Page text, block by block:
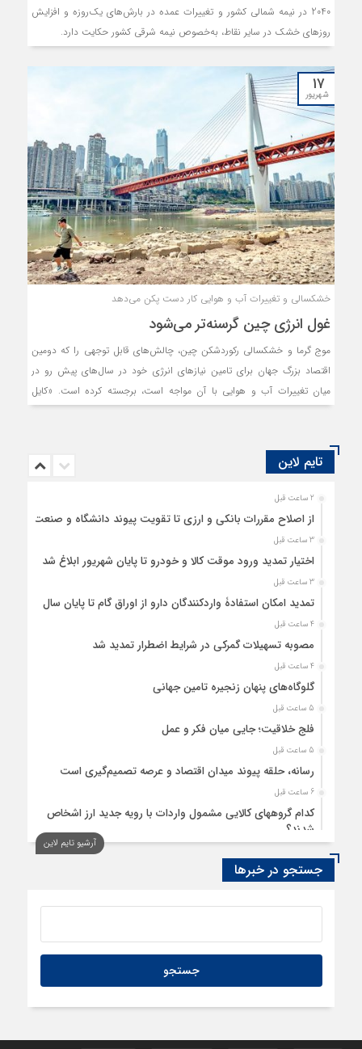
2040 در نیمه شمالی کشور و تغییرات عمده در بارش‌های یک‌روزه و افزایش
روزهای خشک در سایر نقاط، به‌خصوص نیمه شرقی کشور حکایت دارد.
۱۷
شهریور
خشکسالی و تغییرات آب و هوایی کار دست پکن می‌دهد
غول انرژی چین گرسنه‌تر می‌شود
موج گرما و خشکسالی رکوردشکن چین، چالش‌های قابل توجهی را که دومین
اقتصاد بزرگ جهان برای تامین نیازهای انرژی خود در سال‌های پیش رو در
میان تغییرات آب و هوایی با آن مواجه است، برجسته کرده است. «کایل
معناست که سیاستگذاران نه تنها نیاز به مدیریت ماهرانه گذار از سوخت‌‌های
فسیلی به سمت انرژی سبز دارند، بلکه باید با کمبودهای شبکه انرژی‌‌های
تجدیدپذیر مانند آبی و بادی مقابله کنند. محدودیت‌‌های شبکه انرژی‌‌های
تجدیدپذیر موجود در چین ماه گذشته زمانی آشکار شد که خشکسالی
شهروند و کسب‌‌وکار را در جنوب غربی این کشور بدون برق گذاشت.
تایم لاین
2 ساعت قبل
از اصلاح مقررات بانکی و ارزی تا تقویت پیوند دانشگاه و صنعت
3 ساعت قبل
اختیار تمدید ورود موقت کالا و خودرو تا پایان شهریور ابلاغ شد
3 ساعت قبل
تمدید امکان استفادۀ واردکنندگان دارو از اوراق گام تا پایان سال
4 ساعت قبل
مصوبه تسهیلات گمرکی در شرایط اضطرار تمدید شد
4 ساعت قبل
گلوگاه‌های پنهان زنجیره تامین جهانی
5 ساعت قبل
فلج خلاقیت؛ جایی میان فکر و عمل
5 ساعت قبل
رسانه، حلقه پیوند میدان اقتصاد و عرصه تصمیم‌گیری است
6 ساعت قبل
کدام گروههای کالایی مشمول واردات با رویه جدید ارز اشخاص
شدند؟
بحران آینده، بحران شغل نیست
آرشیو تایم لاین
جستجو در خبرها